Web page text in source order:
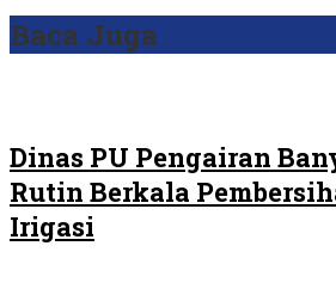
Baca Juga
Dinas PU Pengairan
Rutin Berkala
Irigasi